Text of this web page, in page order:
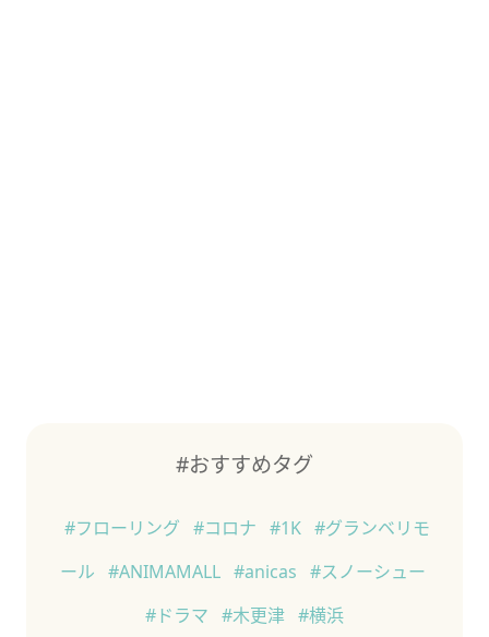
#おすすめタグ
#フローリング #コロナ #1K #グランベリモ
ール #ANIMAMALL #anicas #スノーシュー
#ドラマ #木更津 #横浜